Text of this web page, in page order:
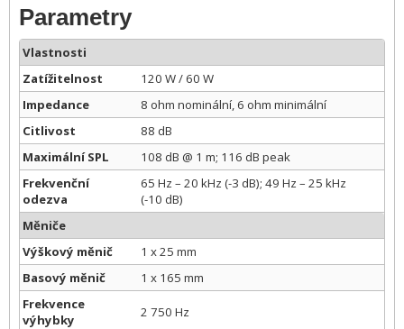
Parametry
Vlastnosti
Zatížitelnost
120 W / 60 W
Impedance
8 ohm nominální, 6 ohm minimální
Citlivost
88 dB
Maximální SPL
108 dB @ 1 m; 116 dB peak
Frekvenční
odezva
65 Hz – 20 kHz (-3 dB); 49 Hz – 25 kHz
(-10 dB)
Měniče
Výškový měnič
1 x 25 mm
Basový měnič
1 x 165 mm
Frekvence
výhybky
2 750 Hz